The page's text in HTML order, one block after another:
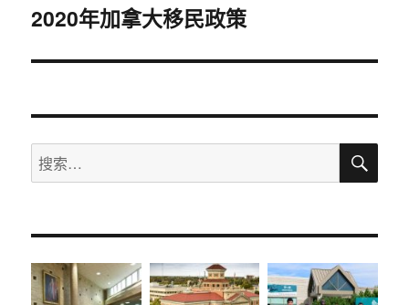
下
文
2020年加拿大移民政策
搜
索：
搜